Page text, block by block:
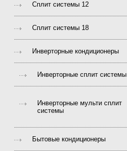
Сплит системы 12
Сплит системы 18
Инверторные кондиционеры
Инверторные сплит системы
Инверторные мульти сплит
системы
Бытовые кондиционеры